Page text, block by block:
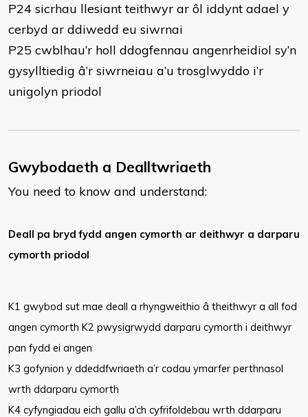
P24 sicrhau llesiant teithwyr ar ôl iddynt adael y
cerbyd ar ddiwedd eu siwrnai
P25 cwblhau’r holl ddogfennau angenrheidiol sy’n
gysylltiedig â’r siwrneiau a’u trosglwyddo i’r
unigolyn priodol
Gwybodaeth a Dealltwriaeth
You need to know and understand:
Deall pa bryd fydd angen cymorth ar deithwyr a darparu
cymorth priodol
K1 gwybod sut mae deall a rhyngweithio â theithwyr a all fod
angen cymorth K2 pwysigrwydd darparu cymorth i deithwyr
pan fydd ei angen
K3 gofynion y ddeddfwriaeth a’r codau ymarfer perthnasol
wrth ddarparu cymorth
K4 cyfyngiadau eich gallu a’ch cyfrifoldebau wrth ddarparu